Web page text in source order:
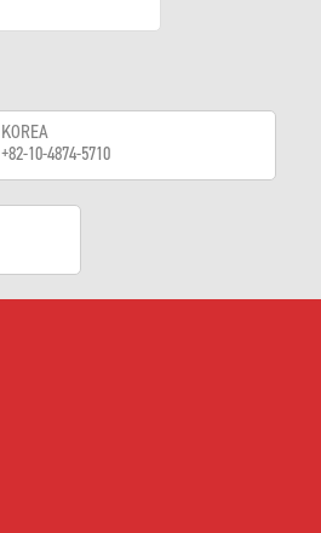
KOREA
+82-10-4874-5710